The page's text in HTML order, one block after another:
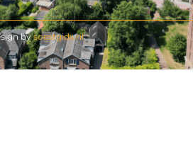
bysoestgids.nl